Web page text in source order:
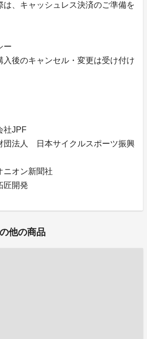
は、キャッシュレス決済のご準備を
ー
後のキャンセル・変更は受け付け
社JPF
団法人 日本サイクルスポーツ振興
オン新聞社
匠開発
他の商品